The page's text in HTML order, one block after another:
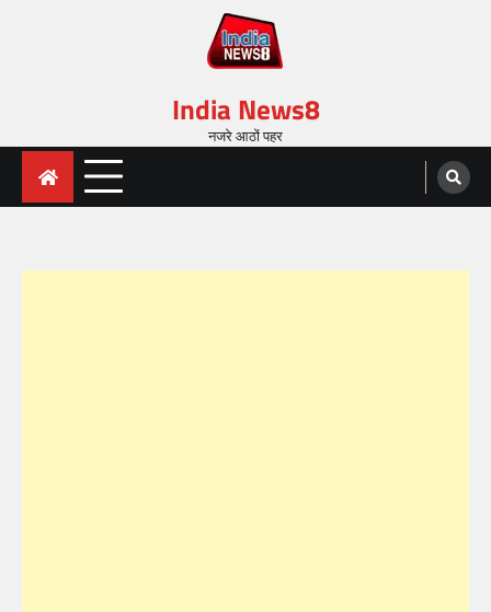
India News8
नजरे आठों पहर